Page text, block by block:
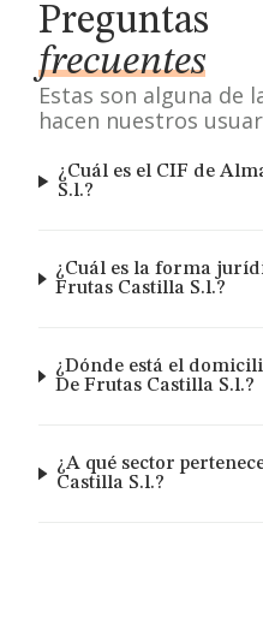
Preguntas
frecuentes
Estas son alguna de
hacen nuestros
¿Cuál es el CIF de
S.l.?
¿Cuál es la forma
Frutas Castilla S.l.?
¿Dónde está el
De Frutas Castilla S.l.?
¿A qué sector
Castilla S.l.?